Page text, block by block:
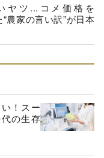
ヤツ...コメ価格を
農家の言い訳”が日本
！スー
の生存